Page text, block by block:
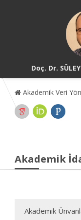
Doç. Dr.
Akademik Veri
Akademik
Akademik